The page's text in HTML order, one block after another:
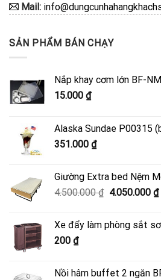
Mail:
SẢN PHẨM BÁN CHẠY
Nắp khay cơm lớn BF-
15.000 ₫
Alaska Sundae P00315
351.000 ₫
Giường Extra bed Nệm
4.500.000₫ Giá
4.500.000 ₫.
4.050.000 ₫
Xe đẩy làm phòng sắt
200 ₫
Nồi hâm buffet 2 ngăn